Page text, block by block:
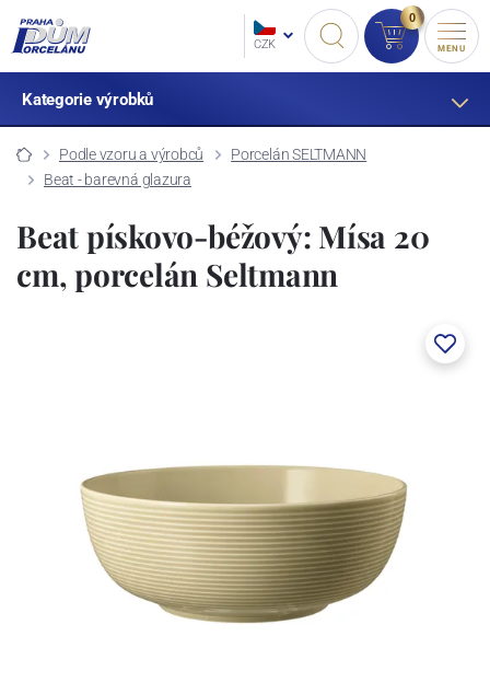
CZK
0
MENU
Kategorie výrobků
Podle vzoru a výrobců
Porcelán SELTMANN
Beat - barevná glazura
Beat pískovo-béžový: Mísa 20
cm, porcelán Seltmann